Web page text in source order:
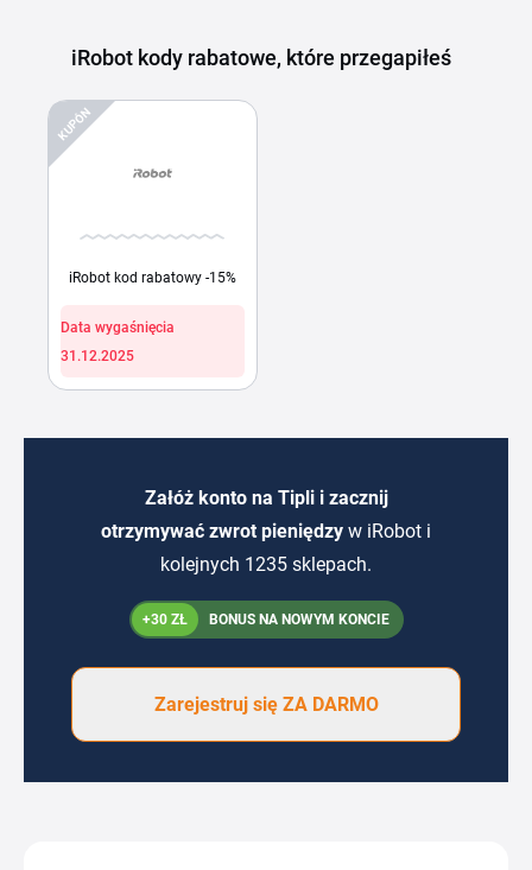
iRobot kody rabatowe, które przegapiłeś
KUPÓN
iRobot kod rabatowy -15%
Data wygaśnięcia
31.12.2025
Załóż konto na Tipli i zacznij
otrzymywać zwrot pieniędzy w iRobot i
kolejnych 1235 sklepach.
+30 ZŁ BONUS NA NOWYM KONCIE
Zarejestruj się ZA DARMO